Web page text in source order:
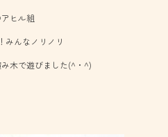
ヒル組
みんなノリノリ
木で遊びました(^・^)